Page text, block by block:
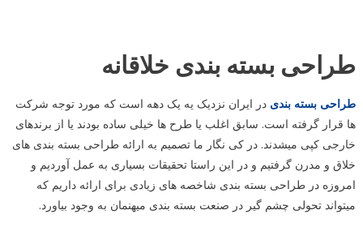
طراحی بسته بندی خلاقانه
طراحی بسته بندی در ایران نزدیک یه یک دهه است که مورد توجه شرکت
ها قرار گرفته است. سابق اغلب یا طرح ها خیلی ساده بودند یا از برندهای
خارجی کپی میشدند. در کی نگار ما تصمیم به ارائه طراحی بسته بندی های
خلاق و مدرن گرفتیم و در این راستا تحقیقات بسیاری به عمل آوردیم و
امروزه در طراحی بسته بندی شاخصه های زیادی برای ارائه داریم که
میتواند تحولی چشم گیر در صنعت بسته بندی میهنمان به وجود بیاورد.